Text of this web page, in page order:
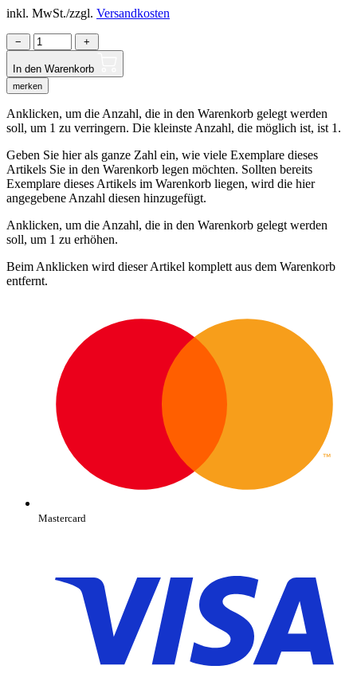
inkl. MwSt./zzgl. Versandkosten
− +
In den Warenkorb
merken
Anklicken, um die Anzahl, die in den Warenkorb gelegt werden
soll, um 1 zu verringern. Die kleinste Anzahl, die möglich ist, ist 1.
Geben Sie hier als ganze Zahl ein, wie viele Exemplare dieses
Artikels Sie in den Warenkorb legen möchten. Sollten bereits
Exemplare dieses Artikels im Warenkorb liegen, wird die hier
angegebene Anzahl diesen hinzugefügt.
Anklicken, um die Anzahl, die in den Warenkorb gelegt werden
soll, um 1 zu erhöhen.
Beim Anklicken wird dieser Artikel komplett aus dem Warenkorb
entfernt.
Mastercard